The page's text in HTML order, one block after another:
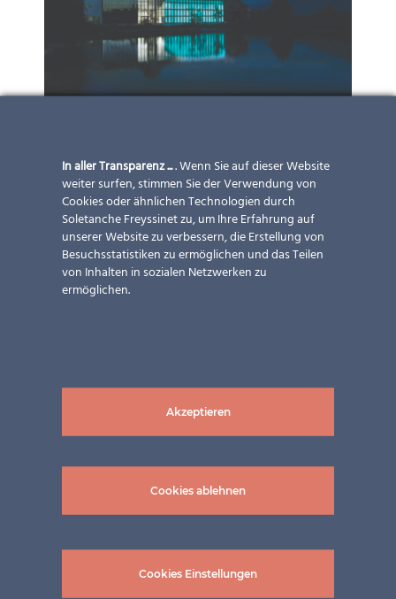
In aller Transparenz .... Wenn Sie auf dieser Website
weiter surfen, stimmen Sie der Verwendung von
Cookies oder ähnlichen Technologien durch
Soletanche Freyssinet zu, um Ihre Erfahrung auf
unserer Website zu verbessern, die Erstellung von
Besuchsstatistiken zu ermöglichen und das Teilen
von Inhalten in sozialen Netzwerken zu
ermöglichen.
Akzeptieren
Cookies ablehnen
Cookies Einstellungen